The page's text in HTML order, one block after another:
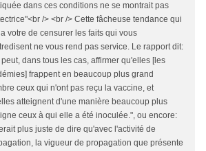
dans ces conditions ne se montrait pas
/> <br /> Cette fâcheuse tendance qui
votre de censurer les faits qui vous
ne vous rend pas service. Le rapport dit:
peut, dans tous les cas, affirmer qu'elles [les
frappent en beaucoup plus grand
ceux qui n'ont pas reçu la vaccine, et
atteignent d'une manière beaucoup plus
ceux à qui elle a été inoculée.", ou encore:
plus juste de dire qu'avec l'activité de
la vigueur de propagation que présente